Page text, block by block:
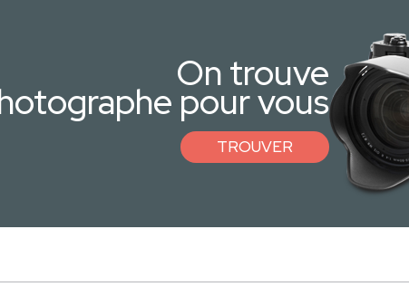
On trouve
pour vous
TROUVER